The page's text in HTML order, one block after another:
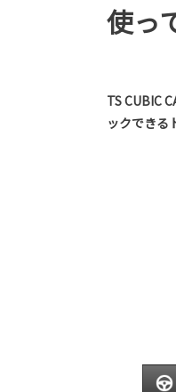
使っ
TS CUBIC
ックできる